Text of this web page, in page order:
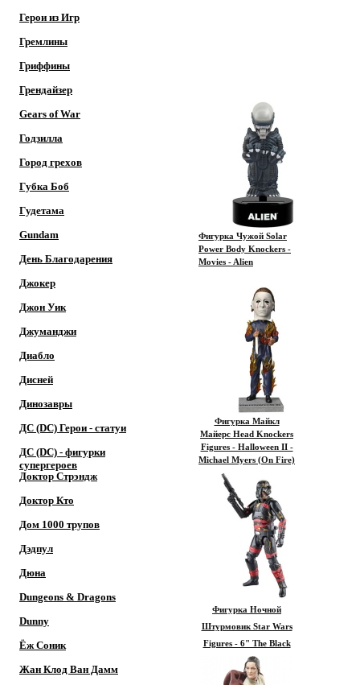
Герои из Игр
Гремлины
Гриффины
Грендайзер
Gears of War
Годзилла
Город грехов
Губка Боб
Гудетама
Gundam
День Благодарения
Джокер
Джон Уик
Джуманджи
Диабло
Дисней
Динозавры
ДС (DC) Герои - cтатуи
ДС (DC) - фигурки
супергероев
Доктор Cтрэндж
Доктор Кто
Дом 1000 трупов
Дэдпул
Дюна
Dungeons & Dragons
Dunny
Ёж Соник
Жан Клод Ван Дамм
Фигурка Чужой Solar
Power Body Knockers -
Movies - Alien
Фигурка Майкл
Майерс Head Knockers
Figures - Halloween II -
Michael Myers (On Fire)
Фигурка Ночной
Штурмовик Star Wars
Figures - 6" The Black
Series Night Trooper